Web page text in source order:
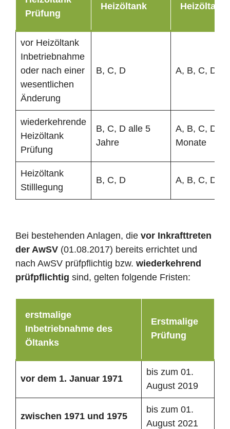
Prüfung
Heizöltank Heizöltank
vor Heizöltank
Inbetriebnahme
oder nach einer
wesentlichen
Änderung
B, C, D A, B, C, D
wiederkehrende
Heizöltank
Prüfung
B, C, D alle 5
Jahre
A, B, C, D
Monate
Heizöltank
Stilllegung
B, C, D A, B, C, D
Bei bestehenden Anlagen, die vor Inkrafttreten
der AwSV (01.08.2017) bereits errichtet und
nach AwSV prüfpflichtig bzw. wiederkehrend
prüfpflichtig sind, gelten folgende Fristen:
erstmalige
Inbetriebnahme des
Öltanks
Erstmalige
Prüfung
vor dem 1. Januar 1971
bis zum 01.
August 2019
zwischen 1971 und 1975
bis zum 01.
August 2021